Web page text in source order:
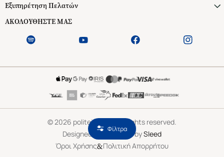
Φίλτρα
Εξυπηρέτηση Πελατών
ΑΚΟΛΟΥΘΗΣΤΕ ΜΑΣ
©2026 politeianet.gr All rights reserved.
Designed & Developed bySleed
Όροι Χρήσης&Πολιτική Απορρήτου